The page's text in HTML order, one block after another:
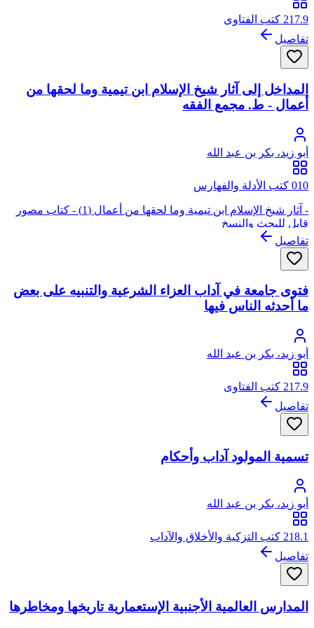
217.9 كتب الفتاوى
تفاصيل
المداخل إلى آثار شيخ الإسلام ابن تيمية وما لحقها من
أعمال - ط. مجمع الفقه
أبو زيد، بكر بن عبد الله
010 كتب الأدلة والفهارس
- آثار شيخ الإسلام ابن تيمية وما لحقها من أعمال (1) - كتاب مصور
قابل للبحث والنسخ
تفاصيل
فتوى جامعة في آداب العزاء الشرعية والتنبيه على بعض
ما أحدثه الناس فيها
أبو زيد، بكر بن عبد الله
217.9 كتب الفتاوى
تفاصيل
تسمية المولود آداب وأحكام
أبو زيد، بكر بن عبد الله
218.1 كتب التزكية والأخلاق والآداب
تفاصيل
المدارس العالمية الأجنبية الإستعمارية تاريخها ومخاطرها